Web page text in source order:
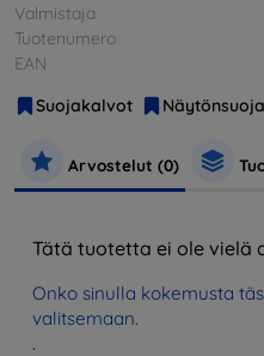
Valmistaja
Tuotenumero
EAN
Suojakalvot
Arvostelut (0)
Tätä tuotetta ei ole vielä
Onko sinulla kokemusta
valitsemaan.
.